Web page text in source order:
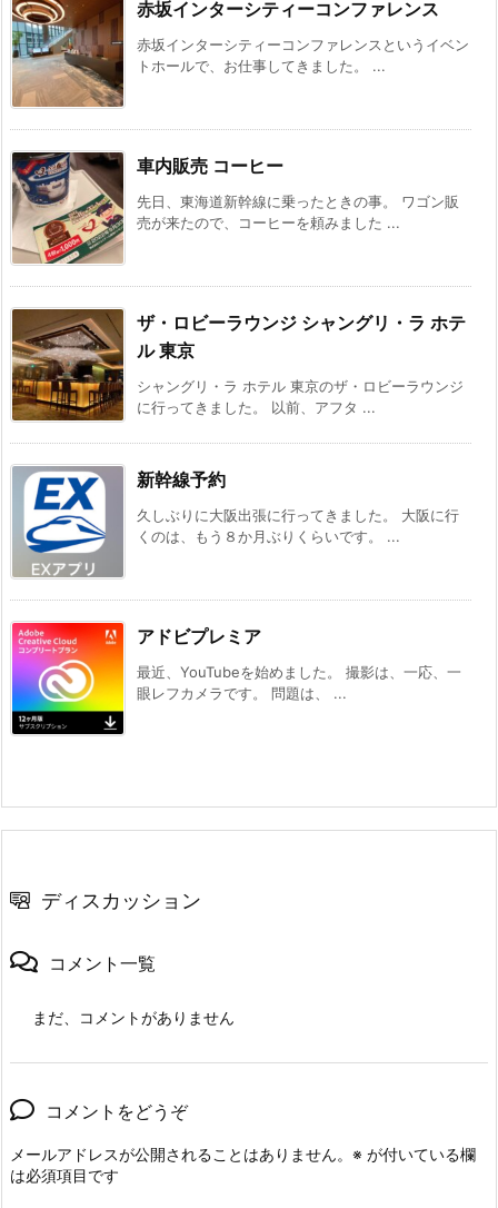
赤坂インターシティーコンファレンス
赤坂インターシティーコンファレンスというイベン
トホールで、お仕事してきました。 ...
車内販売 コーヒー
先日、東海道新幹線に乗ったときの事。 ワゴン販
売が来たので、コーヒーを頼みました ...
ザ・ロビーラウンジ シャングリ・ラ ホテ
ル 東京
シャングリ・ラ ホテル 東京のザ・ロビーラウンジ
に行ってきました。 以前、アフタ ...
新幹線予約
久しぶりに大阪出張に行ってきました。 大阪に行
くのは、もう８か月ぶりくらいです。 ...
アドビプレミア
最近、YouTubeを始めました。 撮影は、一応、一
眼レフカメラです。 問題は、 ...
ディスカッション
コメント一覧
まだ、コメントがありません
コメントをどうぞ
メールアドレスが公開されることはありません。 ※ が付いている欄
は必須項目です